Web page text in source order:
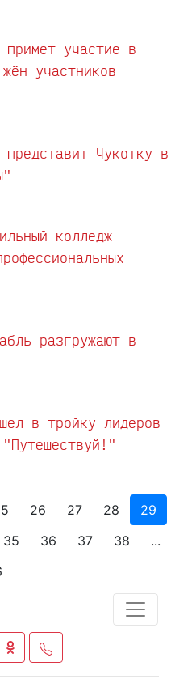
примет участие в
участников
Чукотку в
колледж
разгружают в
в тройку лидеров
26 27 28
29
35 36 37 38
...